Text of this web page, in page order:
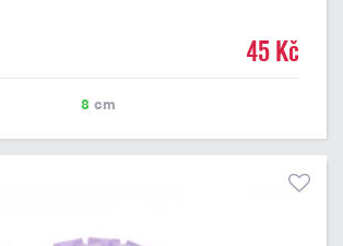
45 Kč
8 cm